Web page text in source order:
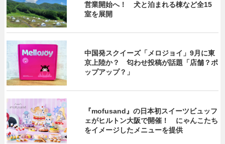
営業開始へ！ 犬と泊まれる棟など全15
室を展開
中国発スクイーズ「メロジョイ」9月に東
京上陸か？ 匂わせ投稿が話題「店舗？ポ
ップアップ？」
『mofusand』の日本初スイーツビュッフ
ェがヒルトン大阪で開催！ にゃんこたち
をイメージしたメニューを提供